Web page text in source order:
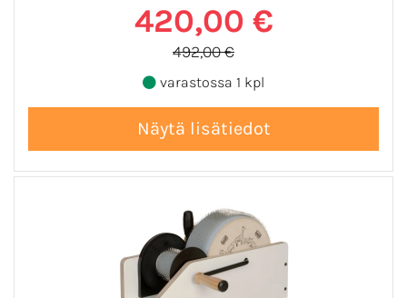
420,00 €
492,00 €
varastossa 1 kpl